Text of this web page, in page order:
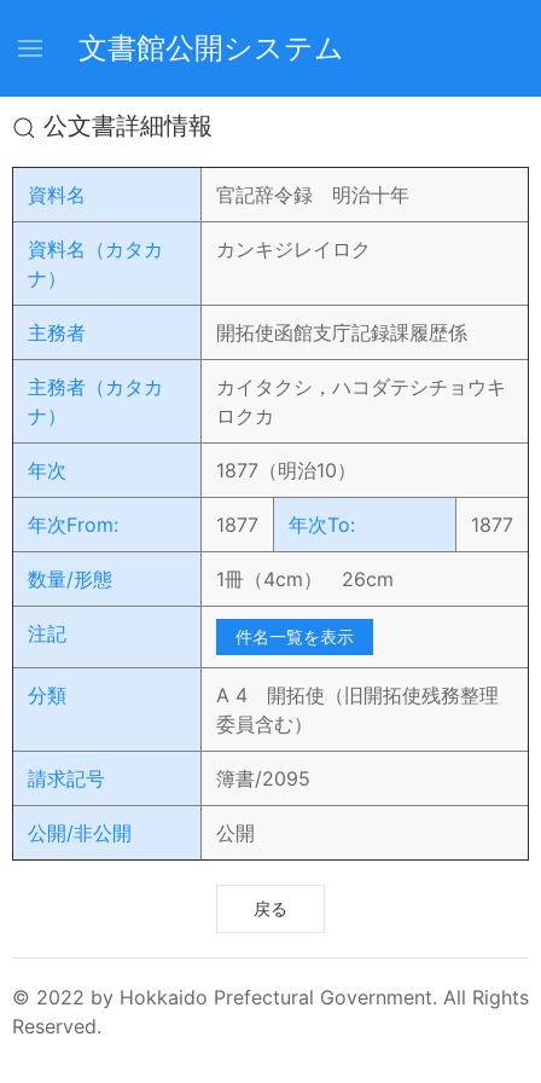
文書館公開システム
公文書詳細情報
資料名 官記辞令録 明治十年
資料名（カタカ
ナ）
カンキジレイロク
主務者 開拓使函館支庁記録課履歴係
主務者（カタカ
ナ）
カイタクシ，ハコダテシチョウキ
ロクカ
年次 1877（明治10）
年次From: 1877 年次To: 1877
数量/形態 1冊（4cm） 26cm
注記 件名一覧を表示
分類
A 4 開拓使（旧開拓使残務整理
委員含む）
請求記号 簿書/2095
公開/非公開 公開
戻る
© 2022 by Hokkaido Prefectural Government. All Rights
Reserved.